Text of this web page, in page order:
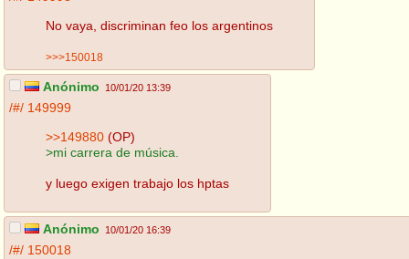
No vaya, discriminan feo los argentinos
>>>150018
Anónimo 10/01/20 13:39
/#/ 149999
>>149880 (OP)
>mi carrera de música.
y luego exigen trabajo los hptas
Anónimo 10/01/20 16:39
/#/ 150018